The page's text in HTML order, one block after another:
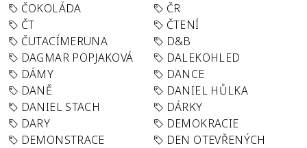
ČOKOLÁDA
ČR
ČT
ČTENÍ
ČUTACÍMERUNA
D&B
DAGMAR POPJAKOVÁ
DALEKOHLED
DÁMY
DANCE
DANĚ
DANIEL HŮLKA
DANIEL STACH
DÁRKY
DARY
DEMOKRACIE
DEMONSTRACE
DEN OTEVŘENÝCH